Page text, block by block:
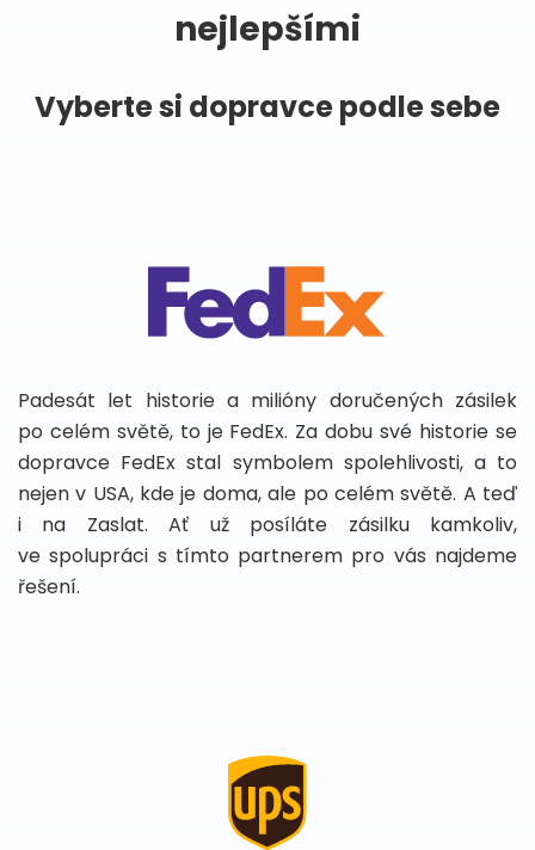
nejlepšími
Vyberte si dopravce podle sebe
Padesát let historie a milióny doručených zásilek
po celém světě, to je FedEx. Za dobu své historie se
dopravce FedEx stal symbolem spolehlivosti, a to
nejen v USA, kde je doma, ale po celém světě. A teď
i na Zaslat. Ať už posíláte zásilku kamkoliv,
ve spolupráci s tímto partnerem pro vás najdeme
řešení.